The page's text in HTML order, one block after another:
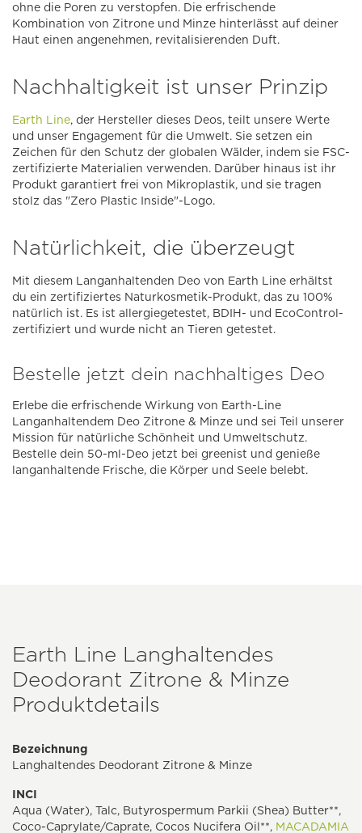
ohne die Poren zu verstopfen. Die erfrischende
Kombination von Zitrone und Minze hinterlässt auf deiner
Haut einen angenehmen, revitalisierenden Duft.
Nachhaltigkeit ist unser Prinzip
Earth Line, der Hersteller dieses Deos, teilt unsere Werte
und unser Engagement für die Umwelt. Sie setzen ein
Zeichen für den Schutz der globalen Wälder, indem sie FSC-
zertifizierte Materialien verwenden. Darüber hinaus ist ihr
Produkt garantiert frei von Mikroplastik, und sie tragen
stolz das "Zero Plastic Inside"-Logo.
Natürlichkeit, die überzeugt
Mit diesem Langanhaltenden Deo von Earth Line erhältst
du ein zertifiziertes Naturkosmetik-Produkt, das zu 100%
natürlich ist. Es ist allergiegetestet, BDIH- und EcoControl-
zertifiziert und wurde nicht an Tieren getestet.
Bestelle jetzt dein nachhaltiges Deo
Erlebe die erfrischende Wirkung von Earth-Line
Langanhaltendem Deo Zitrone & Minze und sei Teil unserer
Mission für natürliche Schönheit und Umweltschutz.
Bestelle dein 50-ml-Deo jetzt bei greenist und genieße
langanhaltende Frische, die Körper und Seele belebt.
Earth Line Langhaltendes
Deodorant Zitrone & Minze
Produktdetails
Bezeichnung
Langhaltendes Deodorant Zitrone & Minze
INCI
Aqua (Water), Talc, Butyrospermum Parkii (Shea) Butter**,
Coco-Caprylate/Caprate, Cocos Nucifera Oil**, MACADAMIA